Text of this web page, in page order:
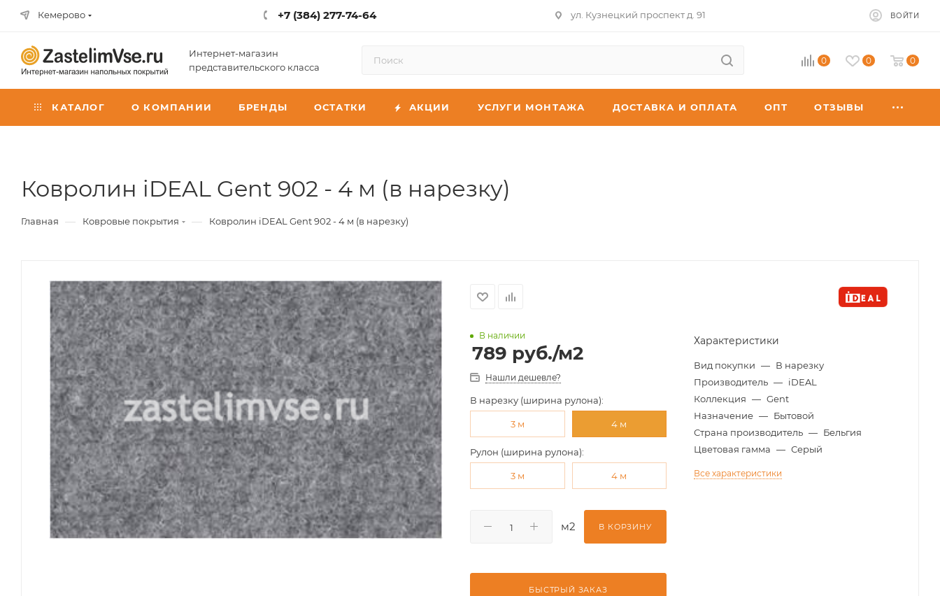
Кемерово +7 (384) 277-74-64 ул. Кузнецкий проспект д. 91 ВОЙТИ
Интернет-магазин
представительского класса
0 0 0
КАТАЛОГ О КОМПАНИИ БРЕНДЫ ОСТАТКИ АКЦИИ УСЛУГИ МОНТАЖА ДОСТАВКА И ОПЛАТА ОПТ ОТЗЫВЫ
Ковролин iDEAL Gent 902 - 4 м (в нарезку)
Главная — Ковровые покрытия — Ковролин iDEAL Gent 902 - 4 м (в нарезку)
В наличии
789 руб./м2
Нашли дешевле?
В нарезку (ширина рулона):
3 м 4 м
Рулон (ширина рулона):
3 м 4 м
м2 В КОРЗИНУ
БЫСТРЫЙ ЗАКАЗ
Характеристики
Вид покупки — В нарезку
Производитель — iDEAL
Коллекция — Gent
Назначение — Бытовой
Страна производитель — Бельгия
Цветовая гамма — Серый
Все характеристики